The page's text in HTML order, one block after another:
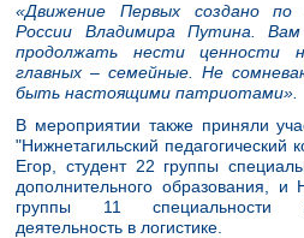
«Движение Первых создано по
России Владимира Путина.
продолжать нести ценности
главных – семейные. Не
быть настоящими патриотами».
В мероприятии также приняли
"Нижнетагильский
Егор, студент 22 группы
дополнительного образования,
группы 11 специальности
деятельность в логистике.